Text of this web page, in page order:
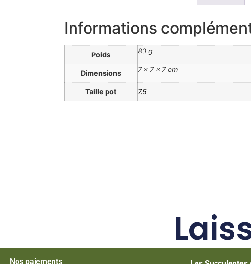
Informations
Poids 80 g
Dimensions 7 × 7 × 7 cm
Taille pot 7.5
Nos paiements